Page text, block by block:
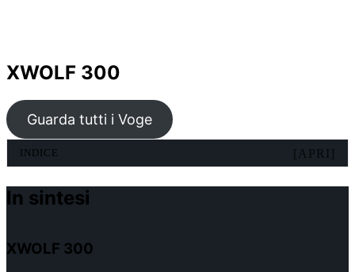
XWOLF 300
Guarda tutti i Voge
INDICE [APRI]
In sintesi
XWOLF 300